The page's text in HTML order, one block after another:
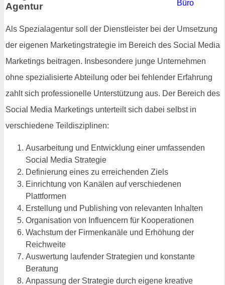
Agentur
Als Spezialagentur soll der Dienstleister bei der Umsetzung
der eigenen Marketingstrategie im Bereich des Social Media
Marketings beitragen. Insbesondere junge Unternehmen
ohne spezialisierte Abteilung oder bei fehlender Erfahrung
zahlt sich professionelle Unterstützung aus. Der Bereich des
Social Media Marketings unterteilt sich dabei selbst in
verschiedene Teildisziplinen:
Ausarbeitung und Entwicklung einer umfassenden
Social Media Strategie
Definierung eines zu erreichenden Ziels
Einrichtung von Kanälen auf verschiedenen
Plattformen
Erstellung und Publishing von relevanten Inhalten
Organisation von Influencern für Kooperationen
Wachstum der Firmenkanäle und Erhöhung der
Reichweite
Auswertung laufender Strategien und konstante
Beratung
Anpassung der Strategie durch eigene kreative